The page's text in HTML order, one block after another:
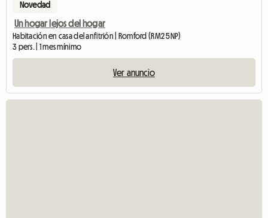
Novedad
Un hogar lejos del hogar
Habitación en casa del anfitrión | Romford (RM2 5NP)
3 pers. | 1 mes mínimo
Ver anuncio